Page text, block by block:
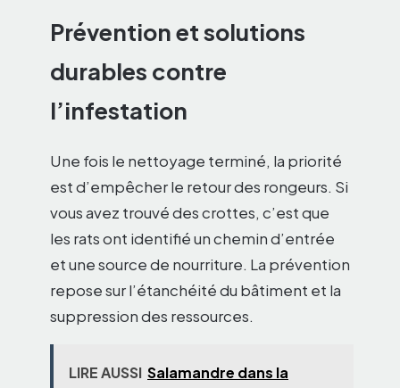
Prévention et solutions
durables contre
l’infestation
Une fois le nettoyage terminé, la priorité
est d’empêcher le retour des rongeurs. Si
vous avez trouvé des crottes, c’est que
les rats ont identifié un chemin d’entrée
et une source de nourriture. La prévention
repose sur l’étanchéité du bâtiment et la
suppression des ressources.
LIRE AUSSI Salamandre dans la